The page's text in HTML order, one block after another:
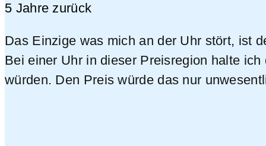
5 Jahre zurück
Das Einzige was mich an der Uhr stört, ist
Bei einer Uhr in dieser Preisregion halte
würden. Den Preis würde das nur